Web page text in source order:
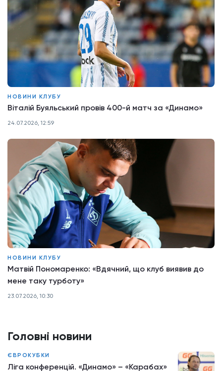
Головні новини
ЄВРОКУБКИ
Ліга конференцій. «Динамо» – «Карабах»
НОВИНИ КЛУБУ
Віталій Буяльський провів 400-й матч за «Динамо»
24.07.2026, 12:59
НОВИНИ КЛУБУ
Матвій Пономаренко: «Вдячний, що клуб виявив до
мене таку турботу»
23.07.2026, 10:30